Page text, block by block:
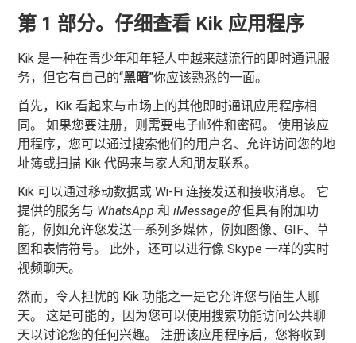
第 1 部分。仔细查看 Kik 应用程序
Kik 是一种在青少年和年轻人中越来越流行的即时通讯服
务，但它有自己的“黑暗”你应该熟悉的一面。
首先，Kik 看起来与市场上的其他即时通讯应用程序相
同。 如果您要注册，则需要电子邮件和密码。 使用该应
用程序，您可以通过搜索他们的用户名、允许访问您的地
址簿或扫描 Kik 代码来与家人和朋友联系。
Kik 可以通过移动数据或 Wi-Fi 连接发送和接收消息。 它
提供的服务与 WhatsApp 和iMessage的但具有附加功
能，例如允许您发送一系列多媒体，例如图像、GIF、草
图和表情符号。 此外，还可以进行像 Skype 一样的实时
视频聊天。
然而，令人担忧的 Kik 功能之一是它允许您与陌生人聊
天。 这是可能的，因为您可以使用搜索功能访问公共聊
天以讨论您的任何兴趣。 注册该应用程序后，您将收到